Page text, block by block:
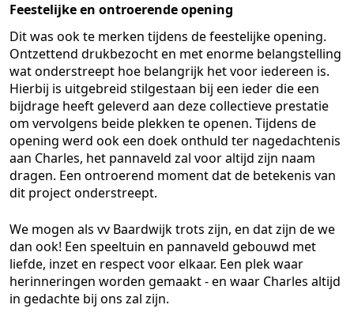
Feestelijke en ontroerende opening
Dit was ook te merken tijdens de feestelijke opening.
Ontzettend drukbezocht en met enorme belangstelling
wat onderstreept hoe belangrijk het voor iedereen is.
Hierbij is uitgebreid stilgestaan bij een ieder die een
bijdrage heeft geleverd aan deze collectieve prestatie
om vervolgens beide plekken te openen. Tijdens de
opening werd ook een doek onthuld ter nagedachtenis
aan Charles, het pannaveld zal voor altijd zijn naam
dragen. Een ontroerend moment dat de betekenis van
dit project onderstreept.
We mogen als vv Baardwijk trots zijn, en dat zijn de we
dan ook! Een speeltuin en pannaveld gebouwd met
liefde, inzet en respect voor elkaar. Een plek waar
herinneringen worden gemaakt - en waar Charles altijd
in gedachte bij ons zal zijn.